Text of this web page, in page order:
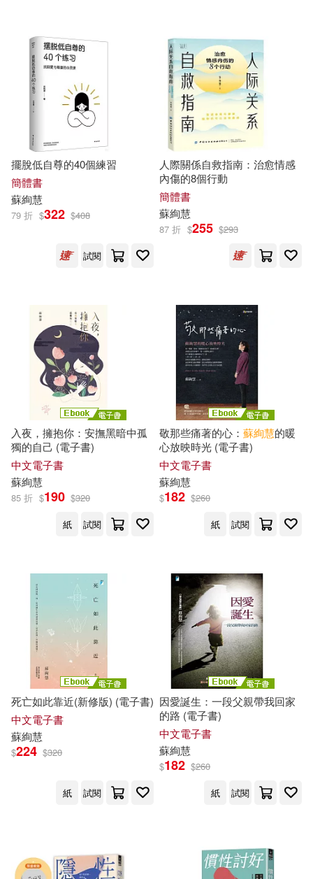
擺脫低自尊的40個練習
簡體書
蘇絢慧
79 折 $322 $408
試閱
人際關係自救指南：治愈情感
內傷的8個行動
簡體書
蘇絢慧
87 折 $255 $293
入夜，擁抱你：安撫黑暗中孤
獨的自己 (電子書)
中文電子書
蘇絢慧
85 折 $190 $320
紙
試閱
敬那些痛著的心： 蘇絢慧的暖
心放映時光 (電子書)
中文電子書
蘇絢慧
$182 $260
紙
試閱
死亡如此靠近(新修版) (電子書)
中文電子書
蘇絢慧
$224 $320
紙 試閱
因愛誕生：一段父親帶我回家
的路 (電子書)
中文電子書
蘇絢慧
$182 $260
紙
試閱